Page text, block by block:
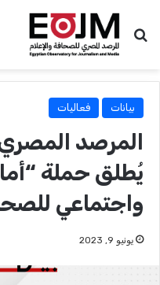
بحث عن
بيانات فعاليات
المرصد
يُطلق حملة
واجتماعي
يونيو 9, 2023